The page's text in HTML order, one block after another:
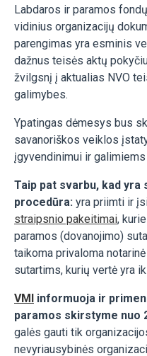
Labdaros ir paramos
vidinius organizacijų
parengimas yra esminis
dažnus teisės aktų
žvilgsnį į aktualias NVO
galimybes.
Ypatingas dėmesys bus
savanoriškos veiklos
įgyvendinimui ir
Taip pat svarbu, kad
procedūra: yra priimti ir
straipsnio pakeitimai,
paramos (dovanojimo)
taikoma privaloma
sutartims, kurių vertė yra
VMI informuoja ir
paramos skirstyme nuo
galės gauti tik
nevyriausybinės